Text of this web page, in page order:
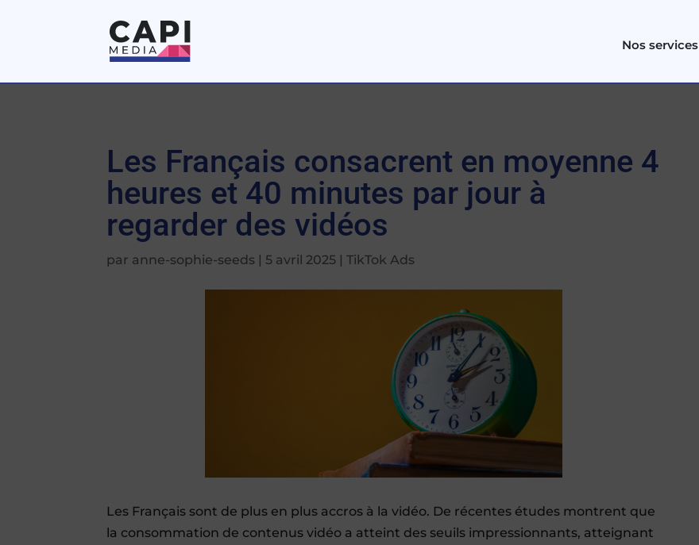
Nos services
Les Français consacrent en moyenne 4
heures et 40 minutes par jour à
regarder des vidéos
par anne-sophie-seeds |5 avril 2025 |TikTok Ads
Les Français sont de plus en plus accros à la vidéo. De récentes études montrent que
la consommation de contenus vidéo a atteint des seuils impressionnants, atteignant